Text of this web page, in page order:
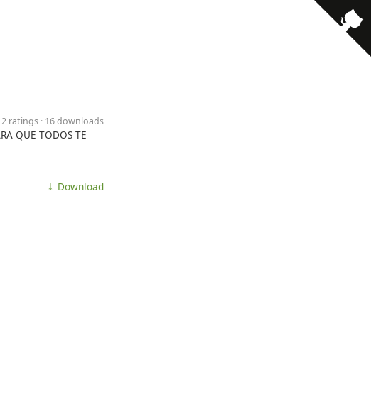
2 ratings · 16 downloads
QUE TODOS TE
⤓ Download